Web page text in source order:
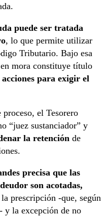
puede ser tratada
, lo que permite utilizar
Tributario. Bajo esa
mora constituye título
para exigir el
proceso, el Tesorero
“juez sustanciador” y
la retención de
precisa que las
son acotadas,
prescripción -que, según
y la excepción de no